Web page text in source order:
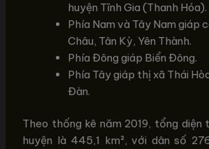
huyện Tĩnh Gia (Thanh Hóa).
Phía Nam và Tây Nam giáp
Châu, Tân Kỳ, Yên Thành.
Phía Đông giáp Biển Đông.
Phía Tây giáp thị xã Thái
Đàn.
Theo thống kê năm 2019, tổng diện
huyện là 445,1 km², với dân số